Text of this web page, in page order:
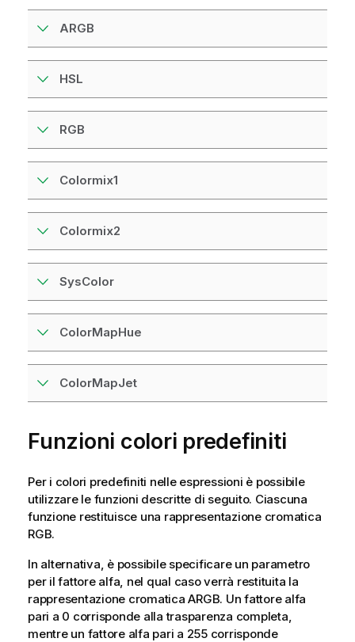
i
c
ARGB
HSL
RGB
Colormix1
Colormix2
SysColor
ColorMapHue
ColorMapJet
Funzioni colori predefiniti
Per i colori predefiniti nelle espressioni è possibile
utilizzare le funzioni descritte di seguito. Ciascuna
funzione restituisce una rappresentazione cromatica
RGB.
In alternativa, è possibile specificare un parametro
per il fattore alfa, nel qual caso verrà restituita la
rappresentazione cromaticaARGB. Un fattore alfa
pari a 0 corrisponde alla trasparenza completa,
mentre un fattore alfa pari a 255 corrisponde